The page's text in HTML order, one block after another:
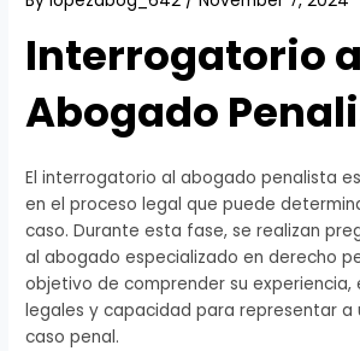
Interrogatorio
Abogado
El interrogatorio al abogado penalista
en el proceso legal que puede
caso. Durante esta fase, se realizan
al abogado especializado en derecho
objetivo de comprender su experiencia,
legales y capacidad para representar a
caso penal.